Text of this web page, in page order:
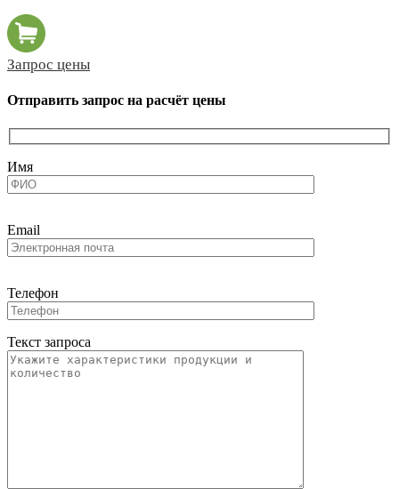
Запрос цены
Отправить запрос на расчёт цены
Имя
Email
Телефон
Текст запроса